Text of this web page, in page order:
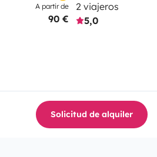
A partir de
90 €
2 viajeros
5,0
Solicitud de alquiler